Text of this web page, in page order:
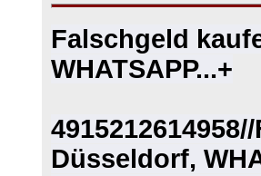
Falschgeld
WHATSAPP...+
Düsseldorf,